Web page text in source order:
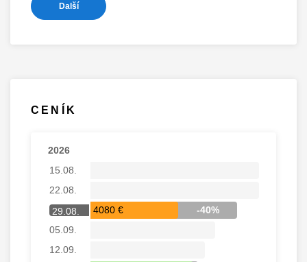
Další
CENÍK
2026
15.08.
22.08.
29.08.
4080 €
-40%
05.09.
12.09.